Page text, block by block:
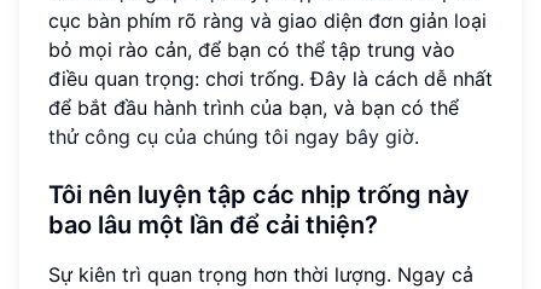
cục bàn phím rõ ràng và giao diện đơn giản loại
bỏ mọi rào cản, để bạn có thể tập trung vào
điều quan trọng: chơi trống. Đây là cách dễ nhất
để bắt đầu hành trình của bạn, và bạn có thể
thử công cụ của chúng tôi ngay bây giờ.
Tôi nên luyện tập các nhịp trống này
bao lâu một lần để cải thiện?
Sự kiên trì quan trọng hơn thời lượng. Ngay cả